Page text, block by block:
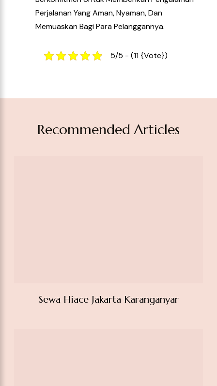
Perjalanan Yang Aman, Nyaman, Dan
Memuaskan Bagi Para Pelanggannya.
5/5 - (11 {vote})
Recommended Articles
Sewa Hiace Jakarta Karanganyar